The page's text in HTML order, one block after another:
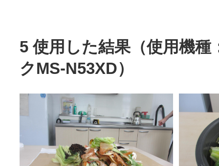
5 使用した結果（使用機種
クMS-N53XD）